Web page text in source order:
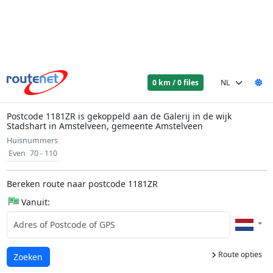
0 km / 0 files
Postcode 1181ZR is gekoppeld aan de Galerij in de wijk
Stadshart in Amstelveen, gemeente Amstelveen
Huisnummers
Even 70 - 110
Bereken route naar postcode 1181ZR
Vanuit:
Route opties
Laden...
Zoeken